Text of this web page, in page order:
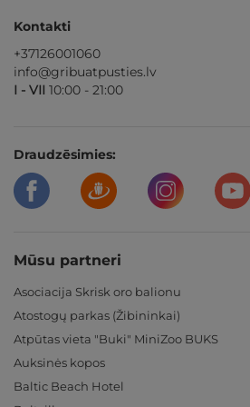
Kontakti
+37126001060
info@gribuatpusties.lv
I - VII 10:00 - 21:00
Draudzēsimies:
Mūsu partneri
Asociacija Skrisk oro balionu
Atostogų parkas (Žibininkai)
Atpūtas vieta "Buki" MiniZoo BUKS
Auksinės kopos
Baltic Beach Hotel